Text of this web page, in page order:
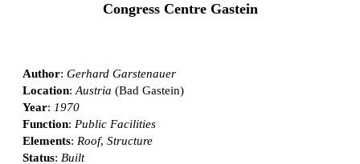
Congress Centre Gastein
Author: Gerhard Garstenauer
Location: Austria (Bad Gastein)
Year: 1970
Function: Public Facilities
Elements: Roof, Structure
Status: Built